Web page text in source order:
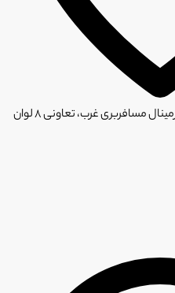
تهران، میدان آزادی، بلوار دانش، ترمینال مسافربری غرب، تعاونی ۸ لوان